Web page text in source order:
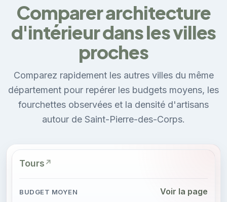
Comparer architecture
d'intérieur dans les villes
proches
Comparez rapidement les autres villes du même
département pour repérer les budgets moyens, les
fourchettes observées et la densité d'artisans
autour de Saint-Pierre-des-Corps.
Tours
Voir la page